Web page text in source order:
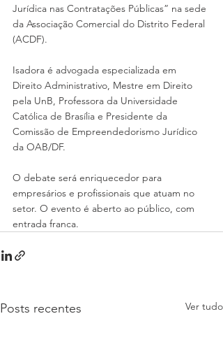
Jurídica nas Contratações Públicas” na sede
da Associação Comercial do Distrito Federal
(ACDF).
Isadora é advogada especializada em
Direito Administrativo, Mestre em Direito
pela UnB, Professora da Universidade
Católica de Brasília e Presidente da
Comissão de Empreendedorismo Jurídico
da OAB/DF.
O debate será enriquecedor para
empresários e profissionais que atuam no
setor. O evento é aberto ao público, com
entrada franca.
Posts recentes Ver tudo